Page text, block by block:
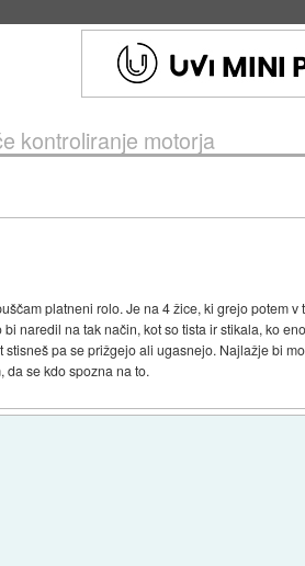
kontroliranje motorja
platneni rolo. Je na 4 žice, ki grejo potem v
naredil na tak način, kot so tista ir stikala, ko
pa se prižgejo ali ugasnejo. Najlažje bi
da se kdo spozna na to.